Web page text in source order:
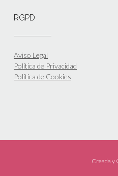
RGPD
Aviso Legal
Política de Privacidad
Política de Cookies
Creada y